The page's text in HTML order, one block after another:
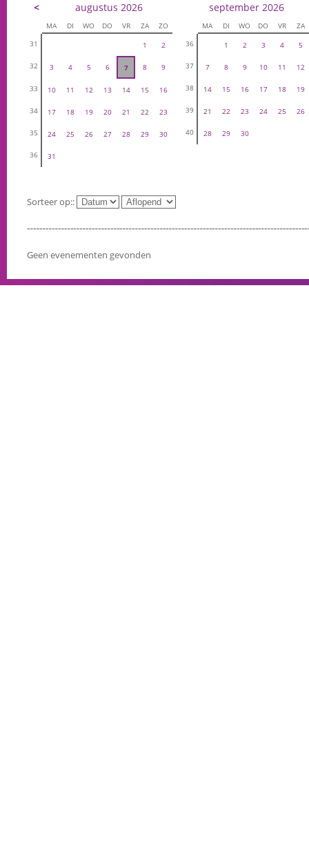
< augustus 2026
MA DI WO DO VR ZA
ZO
31
1 2
32 3 4 5 6 7 8 9
33 10 11 12 13 14 15 16
34 17 18 19 20 21 22 23
35 24 25 26 27 28 29 30
36 31
september 2026
MA DI WO DO VR
ZA
36
1 2 3 4 5
37 7 8 9 10 11 12
38 14 15 16 17 18 19
39 21 22 23 24 25 26
40 28 29 30
Sorteer op::
Geen evenementen gevonden